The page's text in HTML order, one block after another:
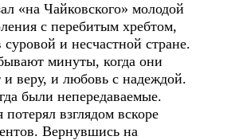
«на Чайковского» молодой
с перебитым хребтом,
и несчастной стране.
минуты, когда они
и веру, и любовь с надеждой.
были непередаваемые.
взглядом вскоре
Вернувшись на